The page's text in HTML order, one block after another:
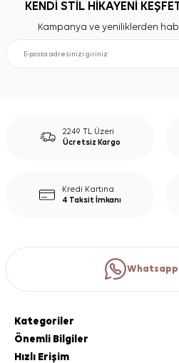
KENDİ STİL HİKAYENİ
Kampanya ve yeniliklerden
2249 TL Üzeri
Ücretsiz Kargo
Kredi Kartına
4 Taksit İmkanı
Kategoriler
Önemli Bilgiler
Hızlı Erişim